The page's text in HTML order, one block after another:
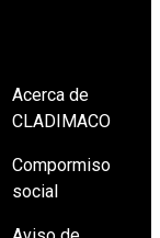
Acerca de
CLADIMACO
Compormiso
social